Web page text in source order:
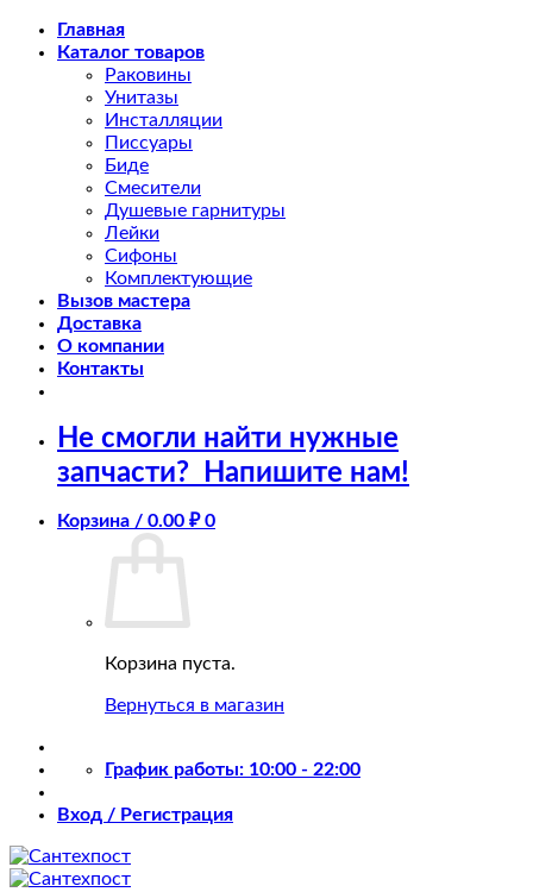
Skip
Главная
Каталог товаров
Раковины
Унитазы
Инсталляции
Писсуары
Биде
Смесители
Душевые гарнитуры
Лейки
Сифоны
Комплектующие
Вызов мастера
Доставка
О компании
Контакты
Не смогли найти нужные
запчасти?
Напишите нам!
Корзина / 0.00 ₽ 0
Корзина пуста.
Вернуться в магазин
График работы: 10:00 - 22:00
Вход / Регистрация